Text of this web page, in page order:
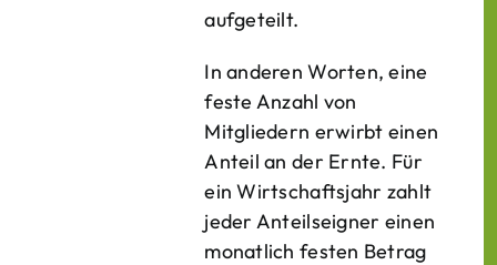
aufgeteilt.
In anderen Worten, eine
feste Anzahl von
Mitgliedern erwirbt einen
Anteil an der Ernte. Für
ein Wirtschaftsjahr zahlt
jeder Anteilseigner einen
monatlich festen Betrag